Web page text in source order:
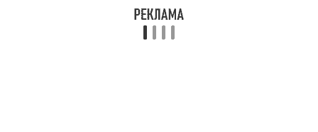
Маски от сухого типа